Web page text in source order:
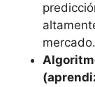
mercado.